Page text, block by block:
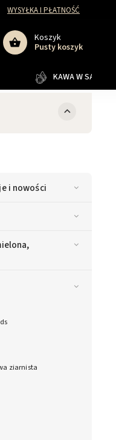
WYSYŁKA I PŁATNOŚĆ
Koszyk
Pusty koszyk
KAWA W
i nowości
ziarnista